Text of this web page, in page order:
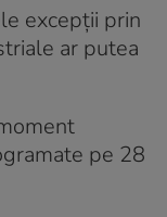
excepții prin
ar putea
pe 28